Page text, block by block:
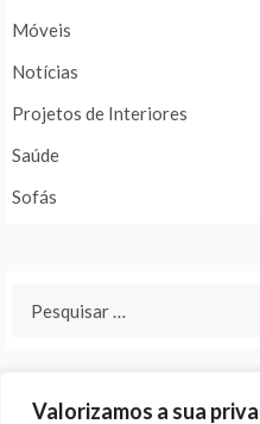
Valorizamos a sua
Móveis
Notícias
Projetos de Interiores
Saúde
Sofás